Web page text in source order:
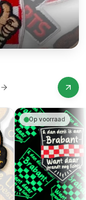
Op voorraad